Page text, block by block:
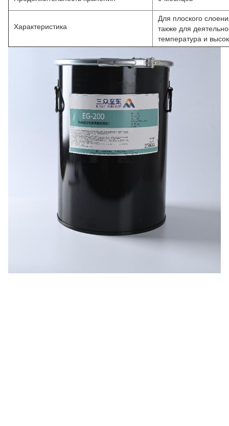
Характеристика
Для плоского
также для
температура и